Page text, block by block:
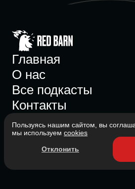
Главная
О нас
Все подкасты
Контакты
Состоит в ассоциации с 2023
Пользуясь нашим сайтом, вы
мы используем cookies
Отклонить